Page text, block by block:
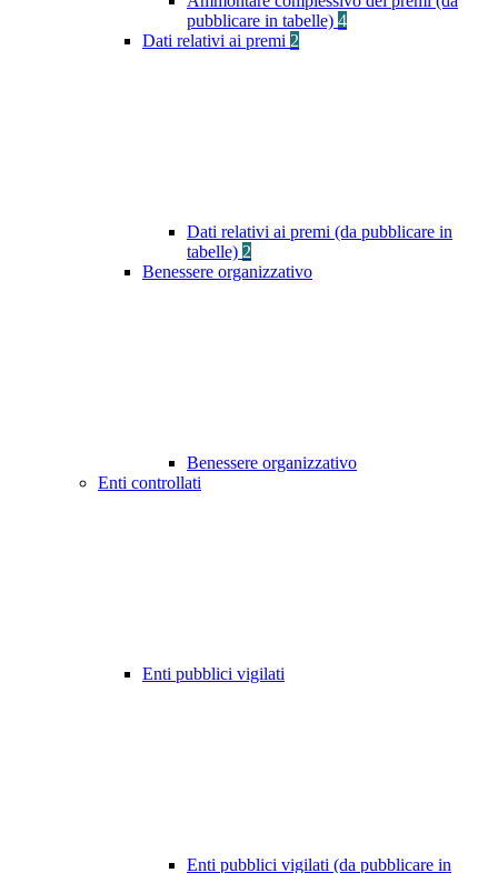
pubblicare in tabelle) 4
Dati relativi ai premi 2
Dati relativi ai premi (da pubblicare in
tabelle) 2
Benessere organizzativo
Benessere organizzativo
Enti controllati
Enti pubblici vigilati
Enti pubblici vigilati (da pubblicare in